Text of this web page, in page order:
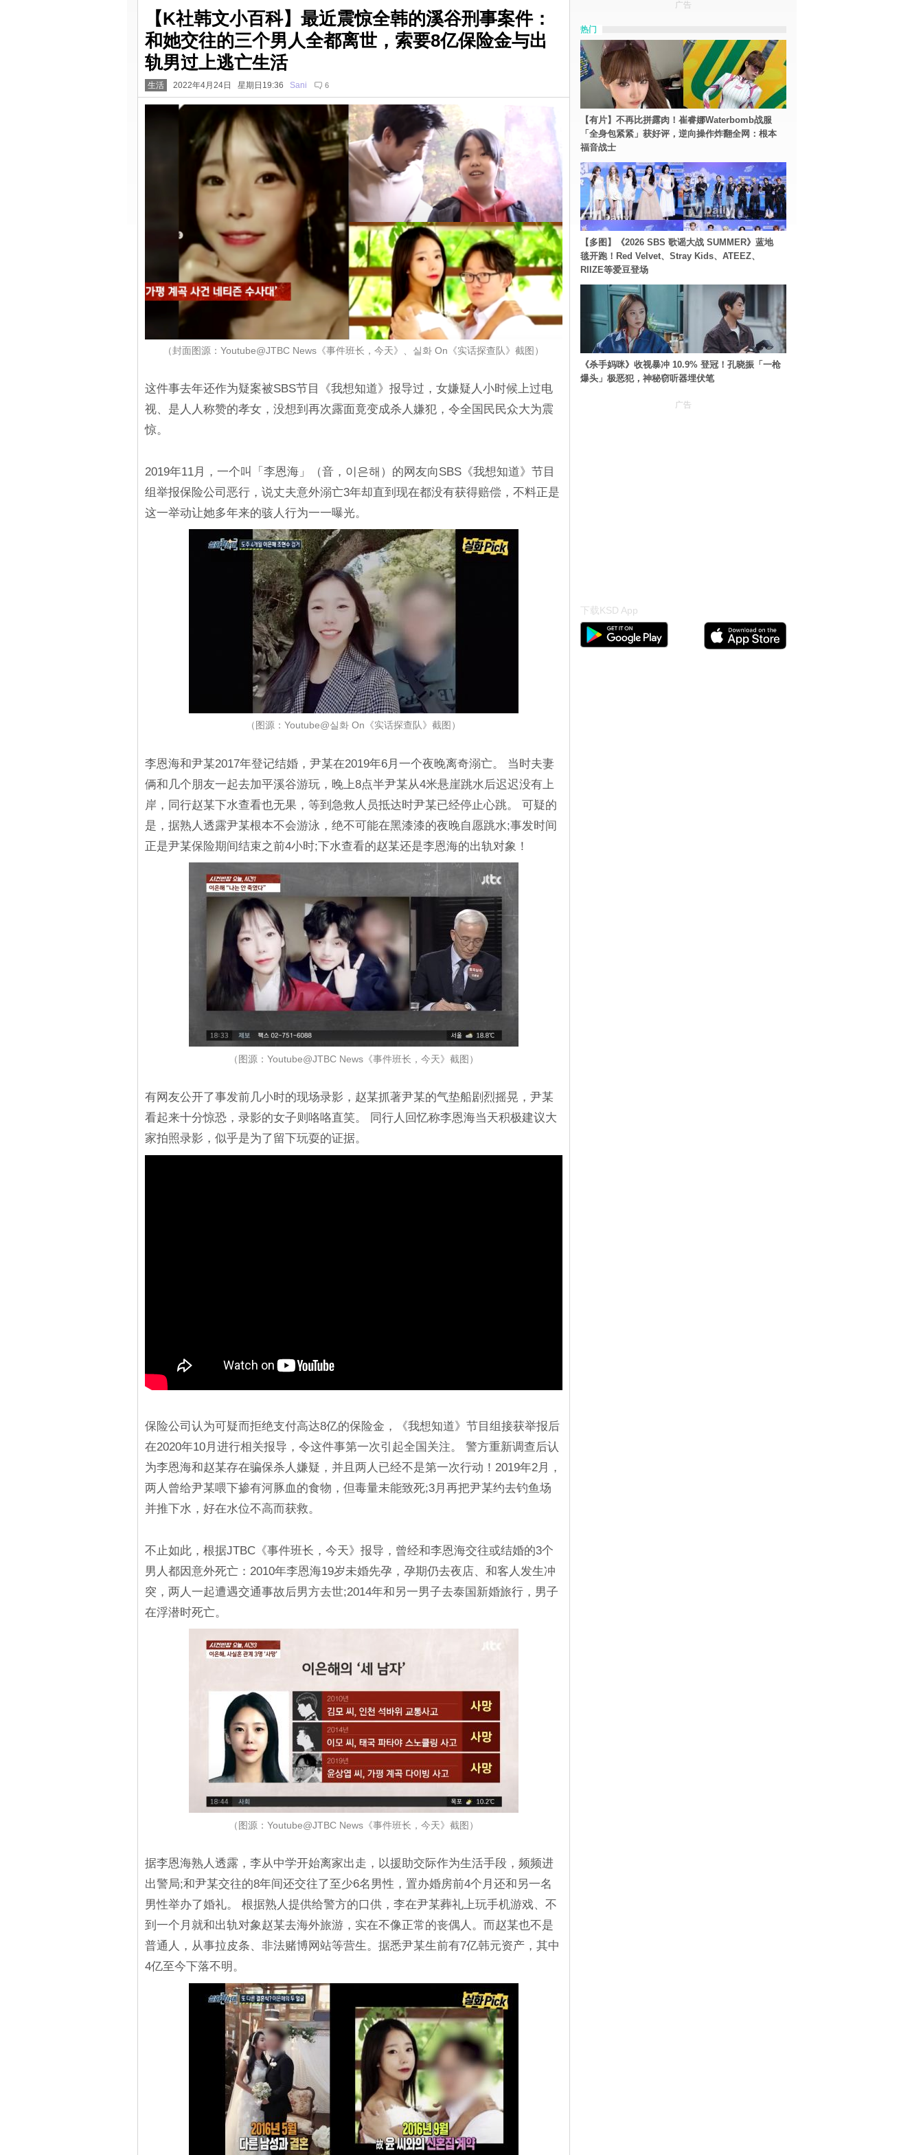
【K社韩文小百科】最近震惊全韩的溪谷刑事案件：
和她交往的三个男人全都离世，索要8亿保险金与出
轨男过上逃亡生活
生活 2022年4月24日 星期日19:36 Sani 6
（封面图源：Youtube@JTBC News《事件班长，今天》、실화 On《实话探查队》截图）
这件事去年还作为疑案被SBS节目《我想知道》报导过，女嫌疑人小时候上过电
视、是人人称赞的孝女，没想到再次露面竟变成杀人嫌犯，令全国民民众大为震
惊。
2019年11月，一个叫「李恩海」（音，이은해）的网友向SBS《我想知道》节目
组举报保险公司恶行，说丈夫意外溺亡3年却直到现在都没有获得赔偿，不料正是
这一举动让她多年来的骇人行为一一曝光。
（图源：Youtube@실화 On《实话探查队》截图）
李恩海和尹某2017年登记结婚，尹某在2019年6月一个夜晚离奇溺亡。 当时夫妻
俩和几个朋友一起去加平溪谷游玩，晚上8点半尹某从4米悬崖跳水后迟迟没有上
岸，同行赵某下水查看也无果，等到急救人员抵达时尹某已经停止心跳。 可疑的
是，据熟人透露尹某根本不会游泳，绝不可能在黑漆漆的夜晚自愿跳水;事发时间
正是尹某保险期间结束之前4小时;下水查看的赵某还是李恩海的出轨对象！
（图源：Youtube@JTBC News《事件班长，今天》截图）
有网友公开了事发前几小时的现场录影，赵某抓著尹某的气垫船剧烈摇晃，尹某
看起来十分惊恐，录影的女子则咯咯直笑。 同行人回忆称李恩海当天积极建议大
家拍照录影，似乎是为了留下玩耍的证据。
保险公司认为可疑而拒绝支付高达8亿的保险金，《我想知道》节目组接获举报后
在2020年10月进行相关报导，令这件事第一次引起全国关注。 警方重新调查后认
为李恩海和赵某存在骗保杀人嫌疑，并且两人已经不是第一次行动！2019年2月，
两人曾给尹某喂下掺有河豚血的食物，但毒量未能致死;3月再把尹某约去钓鱼场
并推下水，好在水位不高而获救。
不止如此，根据JTBC《事件班长，今天》报导，曾经和李恩海交往或结婚的3个
男人都因意外死亡：2010年李恩海19岁未婚先孕，孕期仍去夜店、和客人发生冲
突，两人一起遭遇交通事故后男方去世;2014年和另一男子去泰国新婚旅行，男子
在浮潜时死亡。
（图源：Youtube@JTBC News《事件班长，今天》截图）
据李恩海熟人透露，李从中学开始离家出走，以援助交际作为生活手段，频频进
出警局;和尹某交往的8年间还交往了至少6名男性，置办婚房前4个月还和另一名
男性举办了婚礼。 根据熟人提供给警方的口供，李在尹某葬礼上玩手机游戏、不
到一个月就和出轨对象赵某去海外旅游，实在不像正常的丧偶人。而赵某也不是
普通人，从事拉皮条、非法赌博网站等营生。据悉尹某生前有7亿韩元资产，其中
4亿至今下落不明。
广告
热门
【有片】不再比拼露肉！崔睿娜Waterbomb战服
「全身包紧紧」获好评，逆向操作炸翻全网：根本
福音战士
【多图】《2026 SBS 歌谣大战 SUMMER》蓝地
毯开跑！Red Velvet、Stray Kids、ATEEZ、
RIIZE等爱豆登场
《杀手妈咪》收视暴冲 10.9% 登冠！孔晓振「一枪
爆头」极恶犯，神秘窃听器埋伏笔
广告
下载KSD App